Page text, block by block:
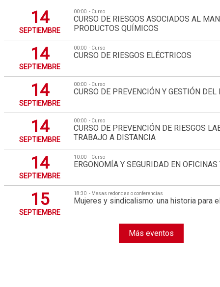
14
SEPTIEMBRE
00:00 Curso
CURSO DE RIESGOS ASOCIADOS AL
PRODUCTOS QUÍMICOS
14
SEPTIEMBRE
00:00 Curso
CURSO DE RIESGOS ELÉCTRICOS
14
SEPTIEMBRE
00:00 Curso
CURSO DE PREVENCIÓN Y GESTIÓN DEL
14
SEPTIEMBRE
00:00 Curso
CURSO DE PREVENCIÓN DE RIESGOS
TRABAJO A DISTANCIA
14
SEPTIEMBRE
10:00 Curso
ERGONOMÍA Y SEGURIDAD EN
15
SEPTIEMBRE
18:30 Mesas redondas o conferencias
Mujeres y sindicalismo: una historia para
URJC BICI CONNECTION 2026
Más eventos